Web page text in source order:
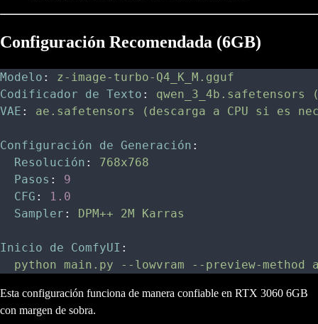
Configuración Recomendada (6GB)
Modelo :
z-image-turbo-Q4_K_M.gguf
Codificador de Texto :
qwen_3_4b.safetensors
VAE : ae.safetensors (descarga a CPU si es
Configuración de Generación :
  Resolución
:
768x768
  Pasos
:
9
  CFG
:
1.0
  Sampler
: DPM++ 2M Karras
Inicio de ComfyUI :
python main.py --lowvram --preview-method
Esta configuración funciona de manera confiable en RTX 3060 6GB
con margen de sobra.